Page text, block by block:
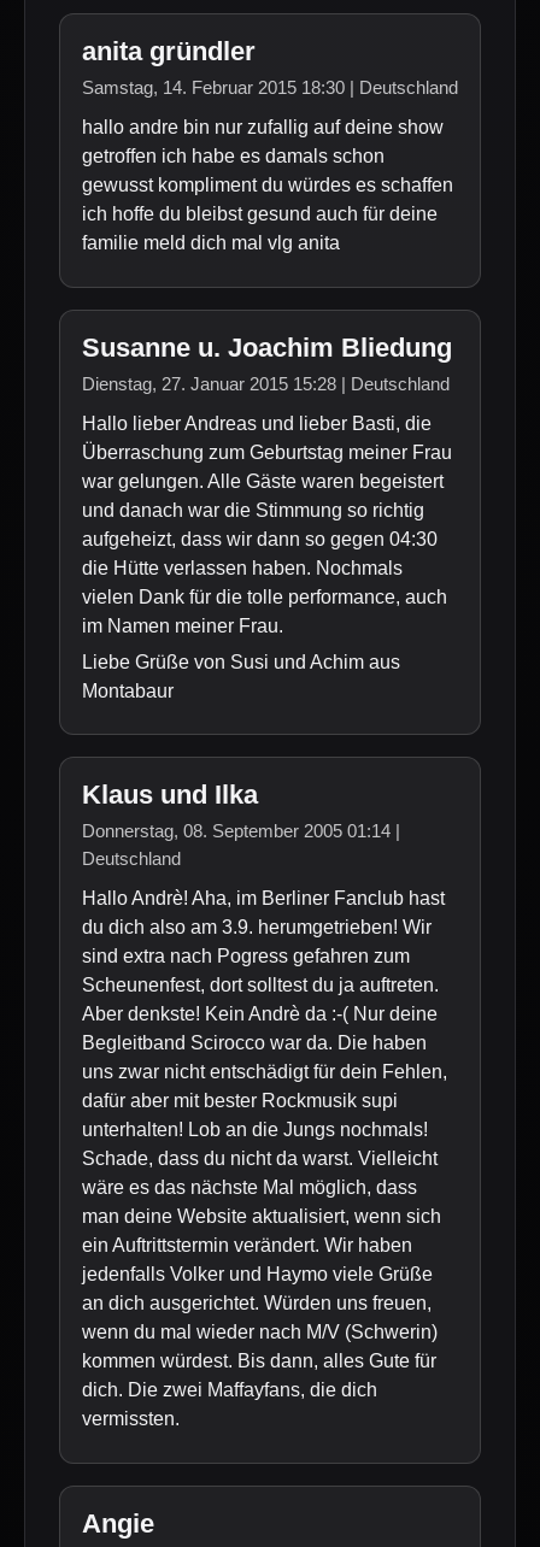
anita gründler
Samstag, 14. Februar 2015 18:30 | Deutschland
hallo andre bin nur zufallig auf deine show
getroffen ich habe es damals schon
gewusst kompliment du würdes es schaffen
ich hoffe du bleibst gesund auch für deine
familie meld dich mal vlg anita
Susanne u. Joachim Bliedung
Dienstag, 27. Januar 2015 15:28 | Deutschland
Hallo lieber Andreas und lieber Basti, die
Überraschung zum Geburtstag meiner Frau
war gelungen. Alle Gäste waren begeistert
und danach war die Stimmung so richtig
aufgeheizt, dass wir dann so gegen 04:30
die Hütte verlassen haben. Nochmals
vielen Dank für die tolle performance, auch
im Namen meiner Frau.
Liebe Grüße von Susi und Achim aus
Montabaur
Klaus und Ilka
Donnerstag, 08. September 2005 01:14 |
Deutschland
Hallo Andrè! Aha, im Berliner Fanclub hast
du dich also am 3.9. herumgetrieben! Wir
sind extra nach Pogress gefahren zum
Scheunenfest, dort solltest du ja auftreten.
Aber denkste! Kein Andrè da :-( Nur deine
Begleitband Scirocco war da. Die haben
uns zwar nicht entschädigt für dein Fehlen,
dafür aber mit bester Rockmusik supi
unterhalten! Lob an die Jungs nochmals!
Schade, dass du nicht da warst. Vielleicht
wäre es das nächste Mal möglich, dass
man deine Website aktualisiert, wenn sich
ein Auftrittstermin verändert. Wir haben
jedenfalls Volker und Haymo viele Grüße
an dich ausgerichtet. Würden uns freuen,
wenn du mal wieder nach M/V (Schwerin)
kommen würdest. Bis dann, alles Gute für
dich. Die zwei Maffayfans, die dich
vermissten.
Angie